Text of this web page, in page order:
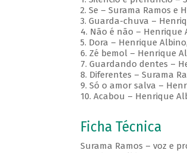
2. Se – Surama Ramos e
3. Guarda-chuva –
4. Não é não – Henrique
5. Dora – Henrique
6. Zé bemol – Henrique
7. Guardando dentes –
8. Diferentes – Surama
9. Só o amor salva –
10. Acabou – Henrique
Ficha Técnica
Surama Ramos – voz e